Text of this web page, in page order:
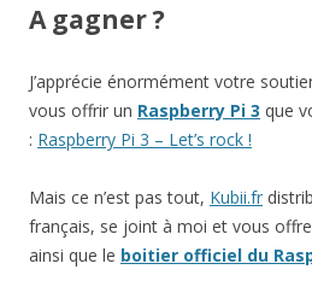
A gagner ?
J’apprécie énormément votre
vous offrir un Raspberry Pi 3 que
: Raspberry Pi 3 – Let’s rock !
Mais ce n’est pas tout, Kubii.fr
français, se joint à moi et vous
ainsi que le boitier officiel du